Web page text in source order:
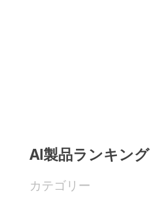
AI製品ランキング
カテゴリー